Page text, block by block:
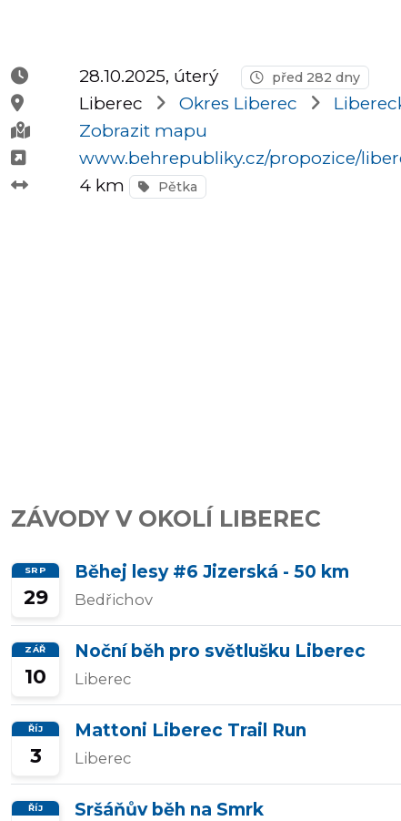
OCR
Kalkulátor
tempa
Predikce
závodního
času
Tepové
28.10.2025, úterý před 282 dny
Liberec Okres Liberec
Zobrazit mapu
www.behrepubliky.cz/propozice/
4 km
Pětka
ZÁVODY V OKOLÍ LIBEREC
SRP
29
Běhej lesy #6 Jizerská - 50 km
Bedřichov
ZÁŘ
10
Noční běh pro světlušku Liberec
Liberec
ŘÍJ
3
Mattoni Liberec Trail Run
Liberec
ŘÍJ Sršáňův běh na Smrk